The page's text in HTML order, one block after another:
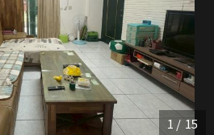
熱門關鍵字
2026 新北降價好屋限量釋出
2026 台南降價好屋限量釋出